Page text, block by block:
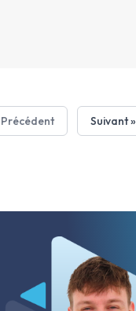
Précédent Suivant »